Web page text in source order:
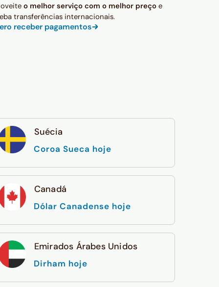
o melhor serviço com o melhor preço e
transferências internacionais.
receber pagamentos
Suécia
Coroa Sueca hoje
Canadá
Dólar Canadense hoje
Emirados Árabes Unidos
Dirham hoje